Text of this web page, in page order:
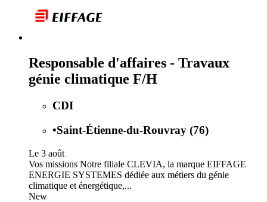
Responsable d'affaires - Travaux
génie climatique F/H
CDI
•Saint-Étienne-du-Rouvray (76)
Le 3 août
Vos missions Notre filiale CLEVIA, la marque EIFFAGE
ENERGIE SYSTEMES dédiée aux métiers du génie
climatique et énergétique,...
New